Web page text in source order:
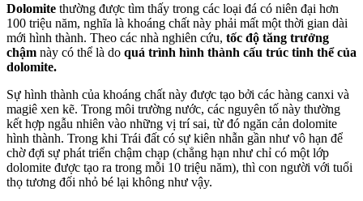
Dolomite thường được tìm thấy trong các loại đá có niên đại hơn
100 triệu năm, nghĩa là khoáng chất này phải mất một thời gian dài
mới hình thành. Theo các nhà nghiên cứu, tốc độ tăng trưởng
chậm này có thể là do quá trình hình thành cấu trúc tinh thể của
dolomite.
Sự hình thành của khoáng chất này được tạo bởi các hàng canxi và
magiê xen kẽ. Trong môi trường nước, các nguyên tố này thường
kết hợp ngẫu nhiên vào những vị trí sai, từ đó ngăn cản dolomite
hình thành. Trong khi Trái đất có sự kiên nhẫn gần như vô hạn để
chờ đợi sự phát triển chậm chạp (chẳng hạn như chỉ có một lớp
dolomite được tạo ra trong mỗi 10 triệu năm), thì con người với tuổi
thọ tương đối nhỏ bé lại không như vậy.